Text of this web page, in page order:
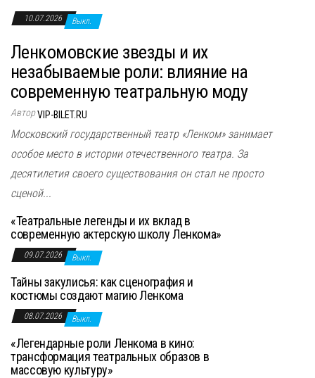
10.07.2026 Выкл.
Ленкомовские звезды и их
незабываемые роли: влияние на
современную театральную моду
АвторVIP-BILET.RU
Московский государственный театр «Ленком» занимает
особое место в истории отечественного театра. За
десятилетия своего существования он стал не просто
сценой...
«Театральные легенды и их вклад в
современную актерскую школу Ленкома»
09.07.2026 Выкл.
Тайны закулисья: как сценография и
костюмы создают магию Ленкома
08.07.2026 Выкл.
«Легендарные роли Ленкома в кино:
трансформация театральных образов в
массовую культуру»